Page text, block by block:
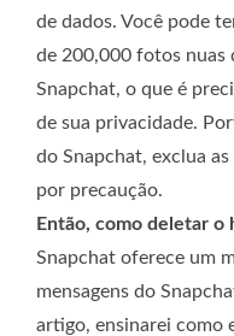
de dados. Você pode
de 200,000 fotos nuas
Snapchat, o que é
de sua privacidade.
do Snapchat, exclua
por precaução.
Então, como deletar o
Snapchat oferece um
mensagens do
artigo, ensinarei como